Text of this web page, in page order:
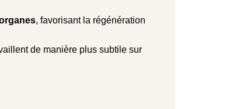
, favorisant la régénération
de manière plus subtile sur